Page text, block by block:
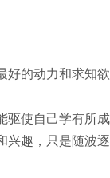
的动力和求知
使自己学有所
趣，只是随波